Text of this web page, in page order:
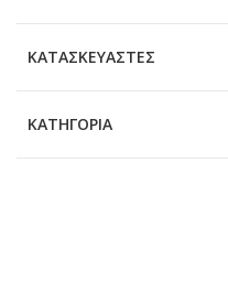
ΚΑΤΑΣΚΕΥΑΣΤΈΣ
ΚΑΤΗΓΟΡΊΑ